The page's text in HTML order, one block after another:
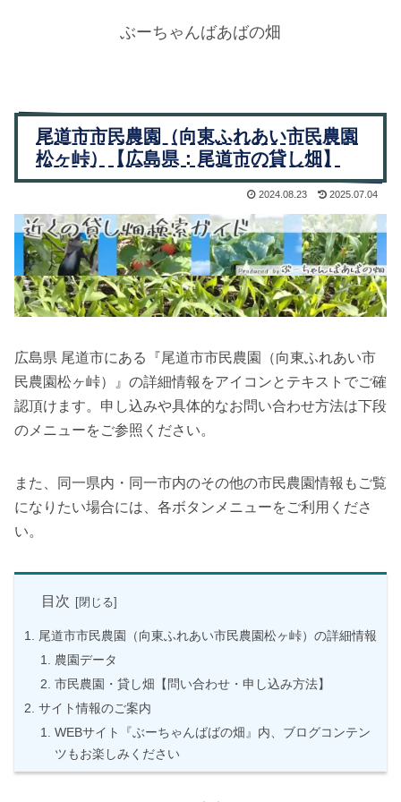
ぶーちゃんばあばの畑
尾道市市民農園（向東ふれあい市民農園
松ヶ峠）【広島県：尾道市の貸し畑】
2024.08.23 2025.07.04
広島県 尾道市にある『尾道市市民農園（向東ふれあい市
民農園松ヶ峠）』の詳細情報をアイコンとテキストでご確
認頂けます。申し込みや具体的なお問い合わせ方法は下段
のメニューをご参照ください。
また、同一県内・同一市内のその他の市民農園情報もご覧
になりたい場合には、各ボタンメニューをご利用くださ
い。
目次
尾道市市民農園（向東ふれあい市民農園松ヶ峠）の詳細情報
農園データ
市民農園・貸し畑【問い合わせ・申し込み方法】
サイト情報のご案内
WEBサイト『ぶーちゃんばばの畑』内、ブログコンテン
ツもお楽しみください